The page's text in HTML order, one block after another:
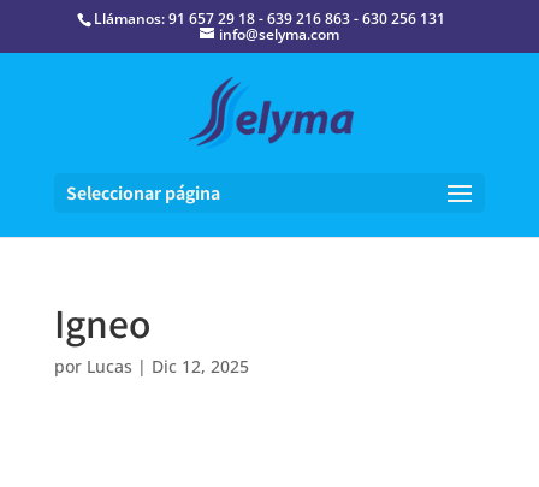
Llámanos: 91 657 29 18 - 639 216 863 - 630 256 131
info@selyma.com
Seleccionar página
Igneo
por Lucas | Dic 12, 2025